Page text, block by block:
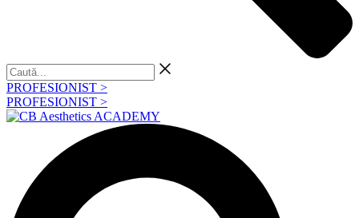
Caută...
PROFESIONIST >
PROFESIONIST >